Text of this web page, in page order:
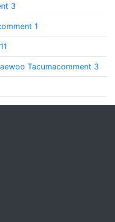
3
1
11
Tacumacomment 3